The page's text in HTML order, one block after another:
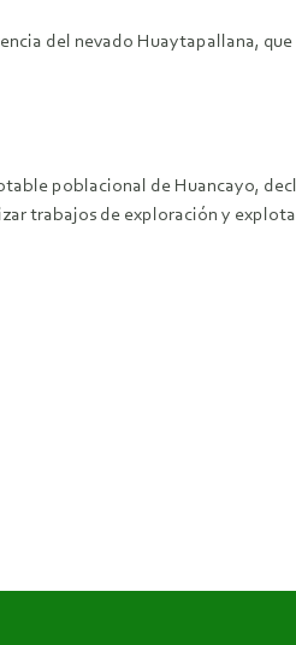
del nevado Huaytapallana,
poblacional de Huancayo,
trabajos de exploración y